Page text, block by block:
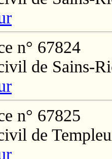
n° 67824
de Sains-
n° 67825
de